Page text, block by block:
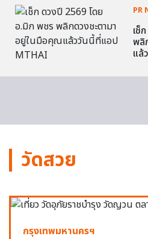
PR
เช็
พลิ
แล้
วัดสวย
กรุงเทพมหานครฯ